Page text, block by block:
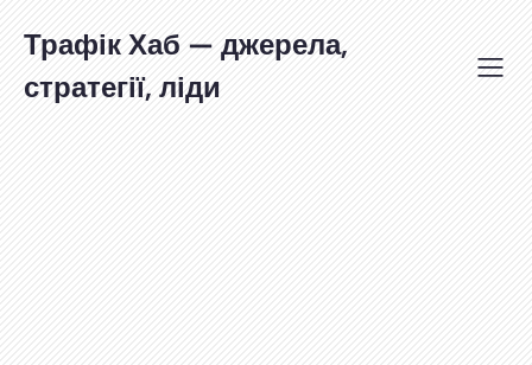
вмісту
Трафік Хаб — джерела,
стратегії, ліди